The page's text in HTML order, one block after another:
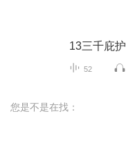
13三千庇护
52
您是不是在找：